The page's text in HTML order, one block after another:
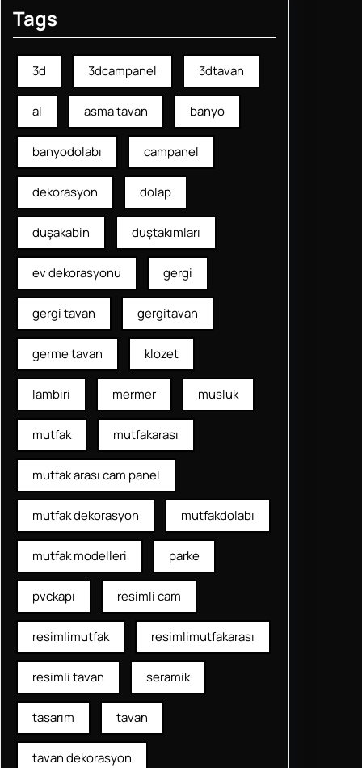
Tags
3d 3dcampanel 3dtavan
al asma tavan banyo
banyodolabı campanel
dekorasyon dolap
duşakabin duştakımları
ev dekorasyonu gergi
gergi tavan gergitavan
germe tavan klozet
lambiri mermer musluk
mutfak mutfakarası
mutfak arası cam panel
mutfak dekorasyon mutfakdolabı
mutfak modelleri parke
pvckapı resimli cam
resimlimutfak resimlimutfakarası
resimli tavan seramik
tasarım tavan
tavan dekorasyon